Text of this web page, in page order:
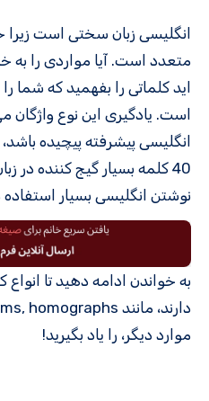
انگلیسی زبان سختی است زیرا
متعدد است. آیا مواردی را به
اید کلماتی را بفهمید که شما
است. یادگیری این نوع واژگان
انگلیسی پیشرفته پیچیده
40 کلمه بسیار گیج کننده در
نوشتن انگلیسی بسیار
به خواندن ادامه دهید تا
موارد دیگر، را یاد بگیرید!